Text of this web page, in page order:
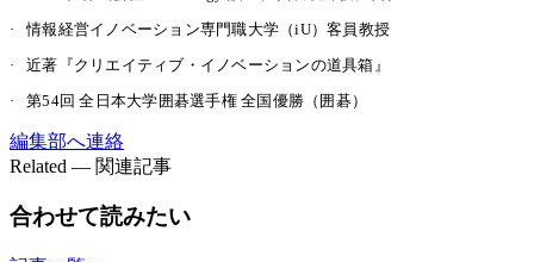
·
情報経営イノベーション専門職大学（iU）客員教授
·
近著『クリエイティブ・イノベーションの道具箱』
·
第54回 全日本大学囲碁選手権 全国優勝（囲碁）
編集部へ連絡
Related — 関連記事
合わせて読みたい